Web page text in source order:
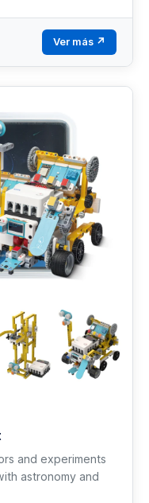
Ver más ↗
and experiments
astronomy and